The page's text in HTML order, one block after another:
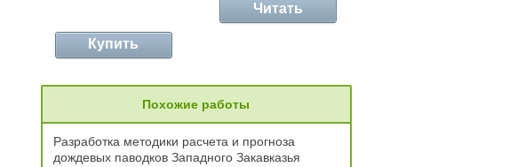
Читать
Купить
Похожие работы
Разработка методики расчета и прогноза
дождевых паводков Западного Закавказья